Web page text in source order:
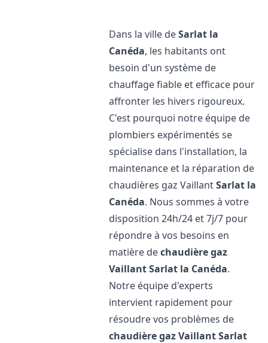
Dans la ville deSarlat la
Canéda, les habitants ont
besoin d'un système de
chauffage fiable et efficace pour
affronter les hivers rigoureux.
C'est pourquoi notre équipe de
plombiers expérimentés se
spécialise dans l'installation, la
maintenance et la réparation de
chaudières gaz VaillantSarlat la
Canéda. Nous sommes à votre
disposition 24h/24 et 7j/7 pour
répondre à vos besoins en
matière dechaudière gaz
VaillantSarlat la Canéda.
Notre équipe d'experts
intervient rapidement pour
résoudre vos problèmes de
chaudière gaz VaillantSarlat